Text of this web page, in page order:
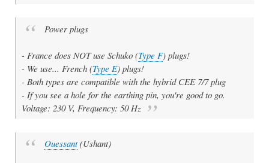
Power plugs
- France does NOT use Schuko (Type F) plugs!
- We use... French (Type E) plugs!
- Both types are compatible with the hybrid CEE 7/7 plug
- If you see a hole for the earthing pin, you're good to go.
Voltage: 230 V, Frequency: 50 Hz
Ouessant(Ushant)